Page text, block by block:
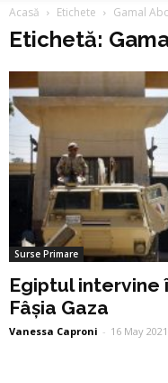
Acasă Etichete Gamal
Etichetă:
Surse Primare
Egiptul intervine
Fâșia Gaza
Vanessa Caproni - 16 May 2021